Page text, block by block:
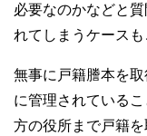
必要なのかなどと
れてしまうケースも
無事に戸籍謄本を
に管理されている
方の役所まで戸籍を